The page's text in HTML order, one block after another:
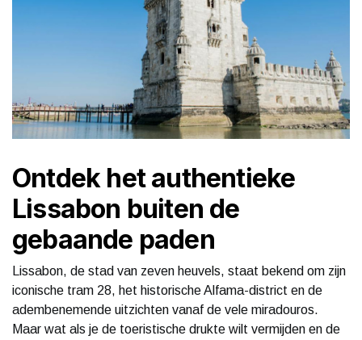
Ontdek het authentieke
Lissabon buiten de
gebaande paden
Lissabon, de stad van zeven heuvels, staat bekend om zijn
iconische tram 28, het historische Alfama-district en de
adembenemende uitzichten vanaf de vele miradouros.
Maar wat als je de toeristische drukte wilt vermijden en de